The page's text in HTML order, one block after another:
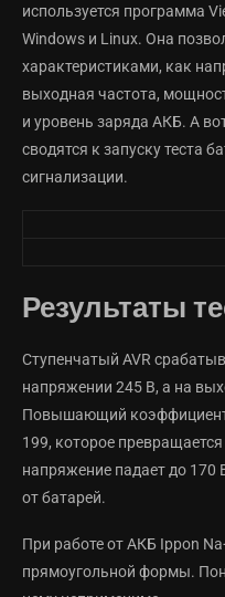
используется программа
Windows и Linux. Она
характеристиками, как
выходная частота,
и уровень заряда АКБ. А
сводятся к запуску теста
сигнализации.
Результаты
Ступенчатый AVR
напряжении 245 В, а на
Повышающий
199, которое
напряжение падает до 170
от батарей.
При работе от АКБ Ippon
прямоугольной формы.